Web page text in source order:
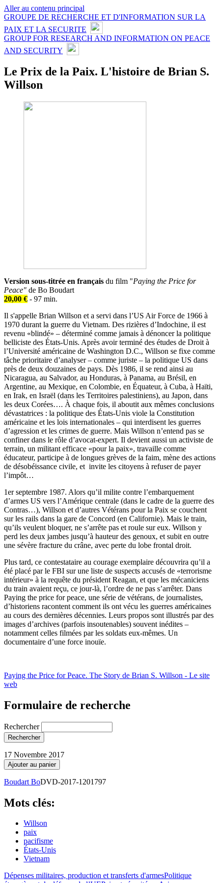
Aller au contenu principal
GROUPE DE RECHERCHE ET D'INFORMATION SUR LA
PAIX ET LA SECURITE
GROUP FOR RESEARCH AND INFORMATION ON PEACE
AND SECURITY
Le Prix de la Paix. L'histoire de Brian S.
Willson
Version sous-titrée en français du film "Paying the Price for
Peace" de Bo Boudart
20,00 € - 97 min.
Il s'appelle Brian Willson et a servi dans l’US Air Force de 1966 à
1970 durant la guerre du Vietnam. Des rizières d’Indochine, il est
revenu «blindé» – déterminé comme jamais à dénoncer la politique
belliciste des États-Unis. Après avoir terminé des études de Droit à
l’Université américaine de Washington D.C., Willson se fixe comme
tâche prioritaire d’analyser – comme juriste – la politique US dans
près de deux douzaines de pays. Dès 1986, il se rend ainsi au
Nicaragua, au Salvador, au Honduras, à Panama, au Brésil, en
Argentine, au Mexique, en Colombie, en Équateur, à Cuba, à Haïti,
en Irak, en Israël (dans les Territoires palestiniens), au Japon, dans
les deux Corées…. À chaque fois, il aboutit aux mêmes conclusions
dévastatrices : la politique des États-Unis viole la Constitution
américaine et les lois internationales – qui interdisent les guerres
d’agression et les crimes de guerre. Mais Willson n’entend pas se
confiner dans le rôle d’avocat-expert. Il devient aussi un activiste de
terrain, un militant efficace «pour la paix», travaille comme
éducateur, participe à de longues grèves de la faim, mène des actions
de désobéissance civile, et invite les citoyens à refuser de payer
l’impôt…
1er septembre 1987. Alors qu’il milite contre l’embarquement
d’armes US vers l’Amérique centrale (dans le cadre de la guerre des
Contras…), Willson et d’autres Vétérans pour la Paix se couchent
sur les rails dans la gare de Concord (en Californie). Mais le train,
qu’ils veulent bloquer, ne s’arrête pas et roule sur eux. Willson y
perd les deux jambes jusqu’à hauteur des genoux, et subit en outre
une sévère fracture du crâne, avec perte du lobe frontal droit.
Plus tard, ce contestataire au courage exemplaire découvrira qu’il a
été placé par le FBI sur une liste de suspects accusés de «terrorisme
intérieur» à la requête du président Reagan, et que les mécaniciens
du train avaient reçu, ce jour-là, l’ordre de ne pas s’arrêter. Dans
Paying the price for peace, une série de vétérans, de journalistes,
d’historiens racontent comment ils ont vécu les guerres américaines
au cours des dernières décennies. Leurs propos sont illustrés par des
images d’archives (parfois insoutenables) souvent inédites –
notamment celles filmées par les soldats eux-mêmes. Un
documentaire d’une force inouïe.
Paying the Price for Peace. The Story de Brian S. Willson - Le site
web
Formulaire de recherche
Rechercher
17 Novembre 2017
Boudart BoDVD-2017-1201797
Mots clés:
Willson
paix
pacifisme
États-Unis
Vietnam
Dépenses militaires, production et transferts d'armesPolitique